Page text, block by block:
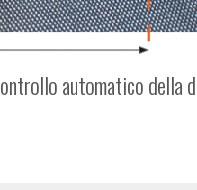
automatico della